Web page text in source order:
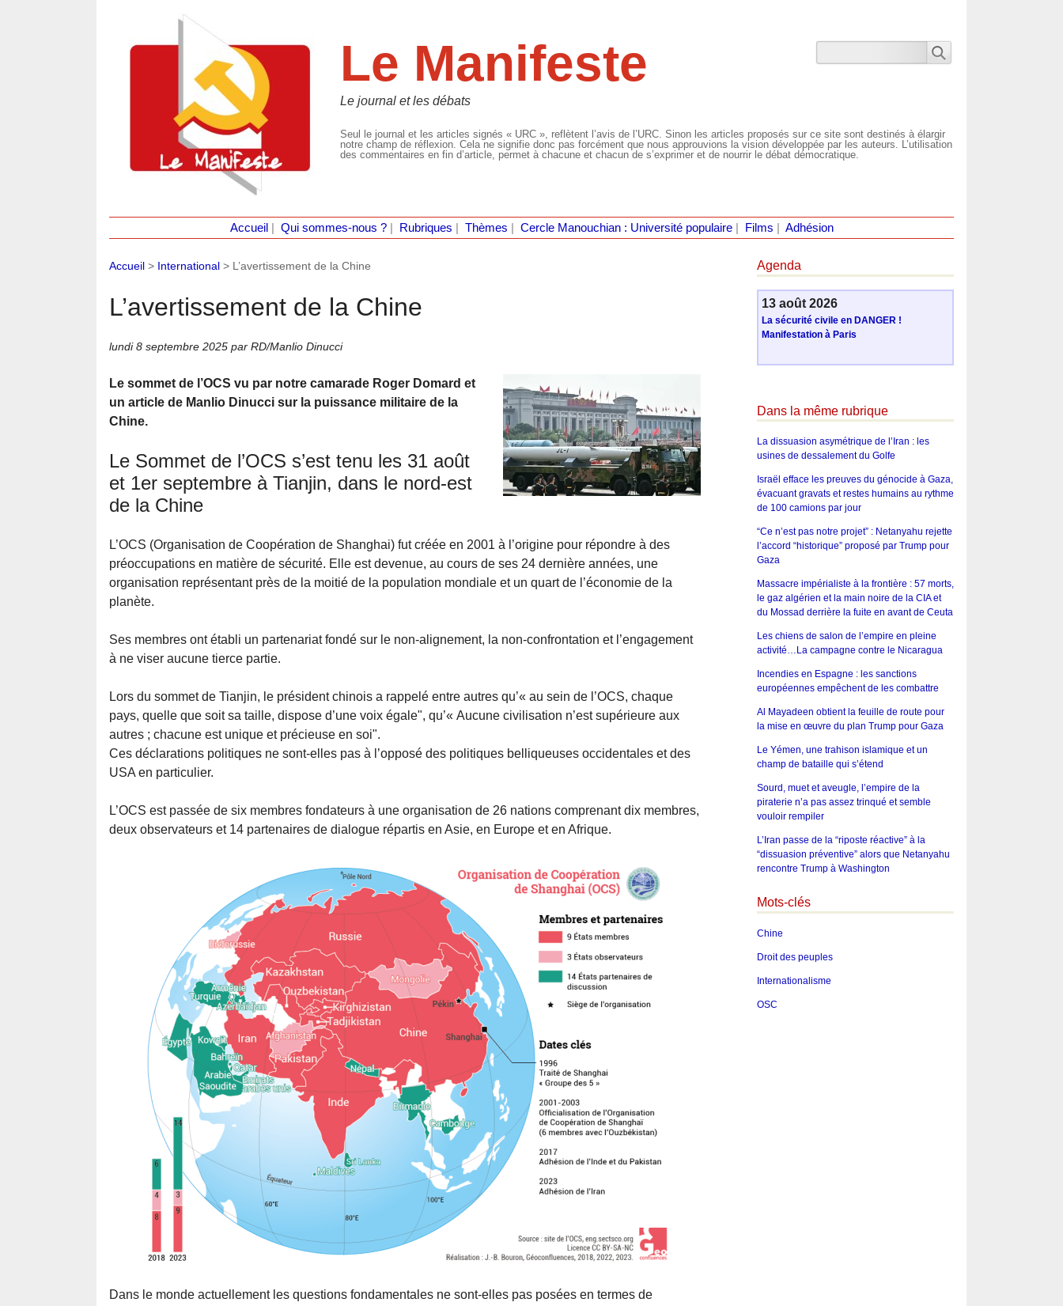
Le Manifeste
Le journal et les débats
Seul le journal et les articles signés « URC », reflètent l’avis de l’URC. Sinon les articles proposés sur ce site sont destinés à élargir
notre champ de réflexion. Cela ne signifie donc pas forcément que nous approuvions la vision développée par les auteurs. L’utilisation
des commentaires en fin d’article, permet à chacune et chacun de s’exprimer et de nourrir le débat démocratique.
Accueil Qui sommes-nous ?| Rubriques Thèmes Cercle Manouchian : Université populaire| Films Adhésion
Accueil > International > L’avertissement de la Chine
L’avertissement de la Chine
lundi 8 septembre 2025 par RD/Manlio Dinucci
Le sommet de l’OCS vu par notre camarade Roger Domard et
un article de Manlio Dinucci sur la puissance militaire de la
Chine.
Le Sommet de l’OCS s’est tenu les 31 août
et 1er septembre à Tianjin, dans le nord-est
de la Chine
L’OCS (Organisation de Coopération de Shanghai) fut créée en 2001 à l’origine pour répondre à des
préoccupations en matière de sécurité. Elle est devenue, au cours de ses 24 dernière années, une
organisation représentant près de la moitié de la population mondiale et un quart de l’économie de la
planète.
Ses membres ont établi un partenariat fondé sur le non-alignement, la non-confrontation et l’engagement
à ne viser aucune tierce partie.
Lors du sommet de Tianjin, le président chinois a rappelé entre autres qu’« au sein de l’OCS, chaque
pays, quelle que soit sa taille, dispose d’une voix égale", qu’« Aucune civilisation n’est supérieure aux
autres ; chacune est unique et précieuse en soi".
Ces déclarations politiques ne sont-elles pas à l’opposé des politiques belliqueuses occidentales et des
USA en particulier.
L’OCS est passée de six membres fondateurs à une organisation de 26 nations comprenant dix membres,
deux observateurs et 14 partenaires de dialogue répartis en Asie, en Europe et en Afrique.
Dans le monde actuellement les questions fondamentales ne sont-elles pas posées en termes de
Agenda
13 août 2026
La sécurité civile en DANGER !
Manifestation à Paris
Dans la même rubrique
La dissuasion asymétrique de l’Iran : les
usines de dessalement du Golfe
Israël efface les preuves du génocide à Gaza,
évacuant gravats et restes humains au rythme
de 100 camions par jour
“Ce n’est pas notre projet” : Netanyahu rejette
l’accord “historique” proposé par Trump pour
Gaza
Massacre impérialiste à la frontière : 57 morts,
le gaz algérien et la main noire de la CIA et
du Mossad derrière la fuite en avant de Ceuta
Les chiens de salon de l’empire en pleine
activité…La campagne contre le Nicaragua
Incendies en Espagne : les sanctions
européennes empêchent de les combattre
Al Mayadeen obtient la feuille de route pour
la mise en œuvre du plan Trump pour Gaza
Le Yémen, une trahison islamique et un
champ de bataille qui s’étend
Sourd, muet et aveugle, l’empire de la
piraterie n’a pas assez trinqué et semble
vouloir rempiler
L’Iran passe de la “riposte réactive” à la
“dissuasion préventive” alors que Netanyahu
rencontre Trump à Washington
Mots-clés
Chine
Droit des peuples
Internationalisme
OSC